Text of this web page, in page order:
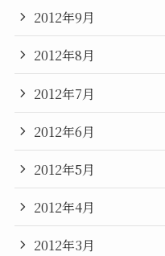
2012年9月
2012年8月
2012年7月
2012年6月
2012年5月
2012年4月
2012年3月